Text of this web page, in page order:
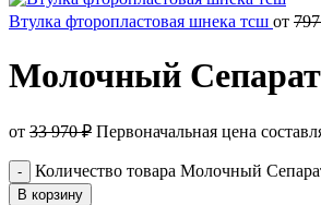
Втулка фторопластовая шнека тсш от
Молочный
от 33 970₽ Первоначальная цена
Количество товара Молочный
В корзину